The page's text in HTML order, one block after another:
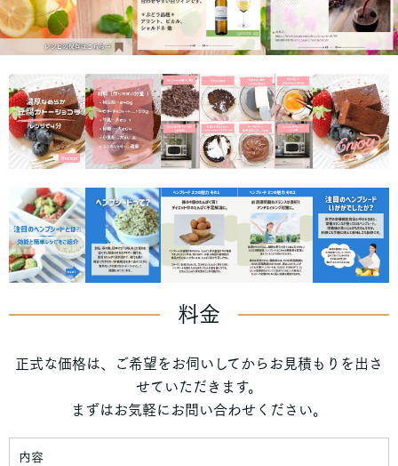
料金
正式な価格は、ご希望をお伺いしてからお見積もりを出さ
せていただきます。
まずはお気軽にお問い合わせください。
内容